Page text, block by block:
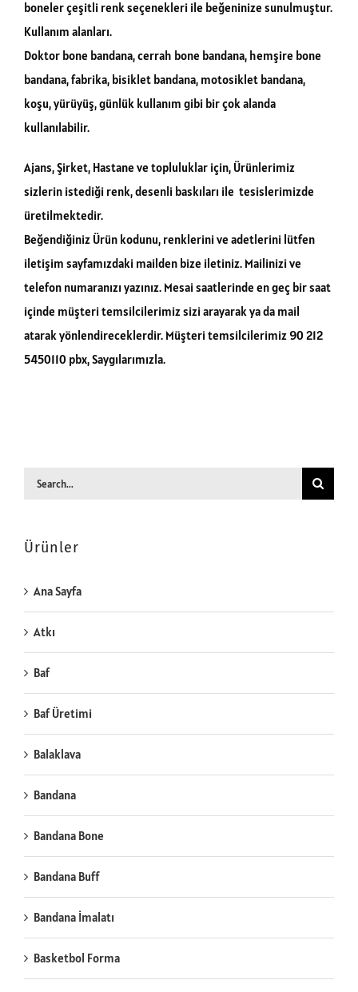
boneler çeşitli renk seçenekleri ile beğeninize sunulmuştur.
Kullanım alanları.
Doktor bone bandana, cerrah bone bandana, hemşire bone
bandana, fabrika, bisiklet bandana, motosiklet bandana,
koşu, yürüyüş, günlük kullanım gibi bir çok alanda
kullanılabilir.
Ajans, Şirket, Hastane ve topluluklar için, Ürünlerimiz
sizlerin istediği renk, desenli baskıları ile tesislerimizde
üretilmektedir.
Beğendiğiniz Ürün kodunu, renklerini ve adetlerini lütfen
iletişim sayfamızdaki mailden bize iletiniz. Mailinizi ve
telefon numaranızı yazınız. Mesai saatlerinde en geç bir saat
içinde müşteri temsilcilerimiz sizi arayarak ya da mail
atarak yönlendireceklerdir. Müşteri temsilcilerimiz 90 212
5450110 pbx, Saygılarımızla.
Search
Ürünler
Ana Sayfa
Atkı
Baf
Baf Üretimi
Balaklava
Bandana
Bandana Bone
Bandana Buff
Bandana İmalatı
Basketbol Forma